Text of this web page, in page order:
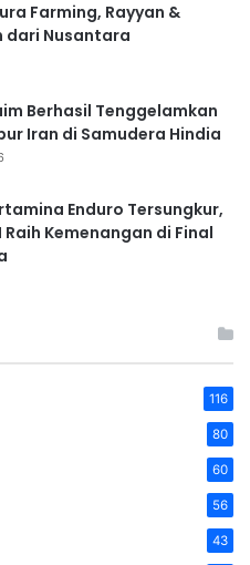
Farming, Rayyan &
dari Nusantara
Berhasil Tenggelamkan
Iran di Samudera Hindia
Enduro Tersungkur,
Raih Kemenangan di Final
116
80
60
56
43